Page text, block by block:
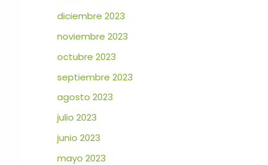
diciembre 2023
noviembre 2023
octubre 2023
septiembre 2023
agosto 2023
julio 2023
junio 2023
mayo 2023